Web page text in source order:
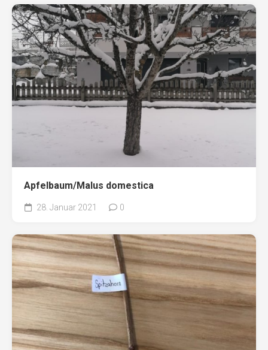
Apfelbaum/Malus domestica
28. Januar 2021 0